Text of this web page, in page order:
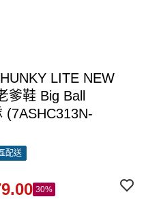
LITE NEW
爹鞋 Big Ball
(7ASHC313N-
配送
30%